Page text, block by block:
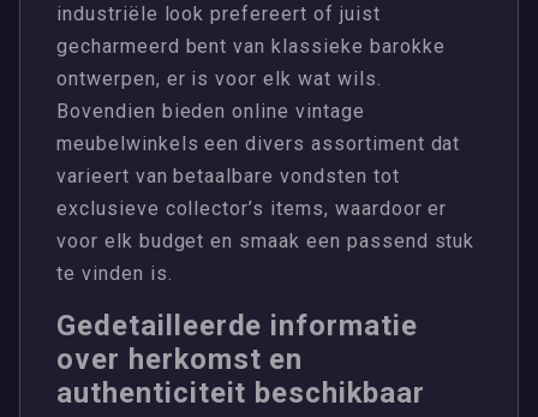
industriële look prefereert of juist
gecharmeerd bent van klassieke barokke
ontwerpen, er is voor elk wat wils.
Bovendien bieden online vintage
meubelwinkels een divers assortiment dat
varieert van betaalbare vondsten tot
exclusieve collector’s items, waardoor er
voor elk budget en smaak een passend stuk
te vinden is.
Gedetailleerde informatie
over herkomst en
authenticiteit beschikbaar